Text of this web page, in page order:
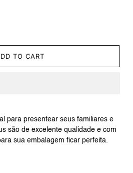
TO CART
para presentear seus familiares e
são de excelente qualidade e com
sua embalagem ficar perfeita.